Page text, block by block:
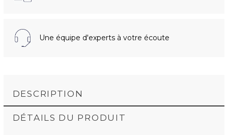
Une équipe d'experts à votre écoute
DESCRIPTION
DÉTAILS DU PRODUIT